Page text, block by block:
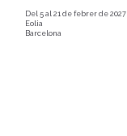
Del 5 al 21 de febrer de 2027
Eolia
Barcelona